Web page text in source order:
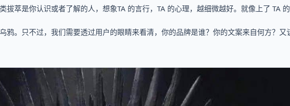
拔萃是你认识或者了解的人，想象TA 的言行，TA 的心理，越细微越好。就像上了 TA
鸦。只不过，我们需要透过用户的眼睛来看清，你的品牌是谁？你的文案来自何方？又